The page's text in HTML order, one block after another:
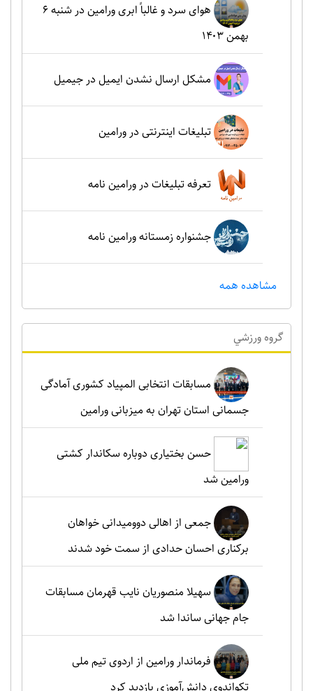
هوای سرد و غالباً ابری ورامین در شنبه ۶
بهمن ۱۴۰۳
مشکل ارسال نشدن ایمیل در جیمیل
تبلیغات اینترنتی در ورامین
تعرفه تبلیغات در ورامین نامه
جشنواره زمستانه ورامین نامه
مشاهده همه
گروه ورزشي
مسابقات انتخابی المپیاد کشوری آمادگی
جسمانی استان تهران به میزبانی ورامین
حسن بختیاری دوباره سکاندار کشتی
ورامین شد
جمعی از اهالی دوومیدانی خواهان
برکناری احسان حدادی از سمت خود شدند
سهیلا منصوریان نایب قهرمان مسابقات
جام جهانی ساندا شد
فرماندار ورامین از اردوی تیم ملی
تکواندوی دانش‌آموزی بازدید کرد